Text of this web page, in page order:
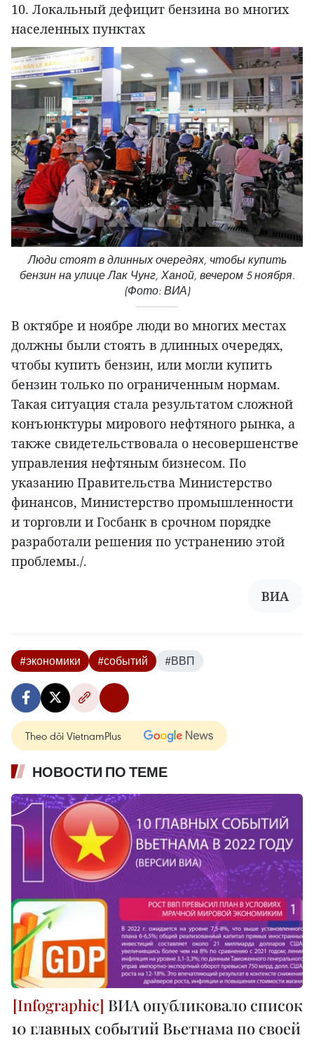
10. Локальный дефицит бензина во многих
населенных пунктах
Люди стоят в длинных очередях, чтобы купить
бензин на улице Лак Чунг, Ханой, вечером 5 ноября.
(Фото: ВИА)
В октябре и ноябре люди во многих местах
должны были стоять в длинных очередях,
чтобы купить бензин, или могли купить
бензин только по ограниченным нормам.
Такая ситуация стала результатом сложной
конъюнктуры мирового нефтяного рынка, а
также свидетельствовала о несовершенстве
управления нефтяным бизнесом. По
указанию Правительства Министерство
финансов, Министерство промышленности
и торговли и Госбанк в срочном порядке
разработали решения по устранению этой
проблемы./.
ВИА
#экономики #событий #ВВП
Theo dõi VietnamPlus
НОВОСТИ ПО ТЕМЕ
ВИА опубликовало список
10 главных событий Вьетнама по своей